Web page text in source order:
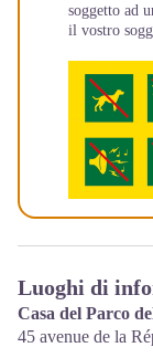
soggetto ad
il vostro
Luoghi di
Casa del Parco
45 avenue de la